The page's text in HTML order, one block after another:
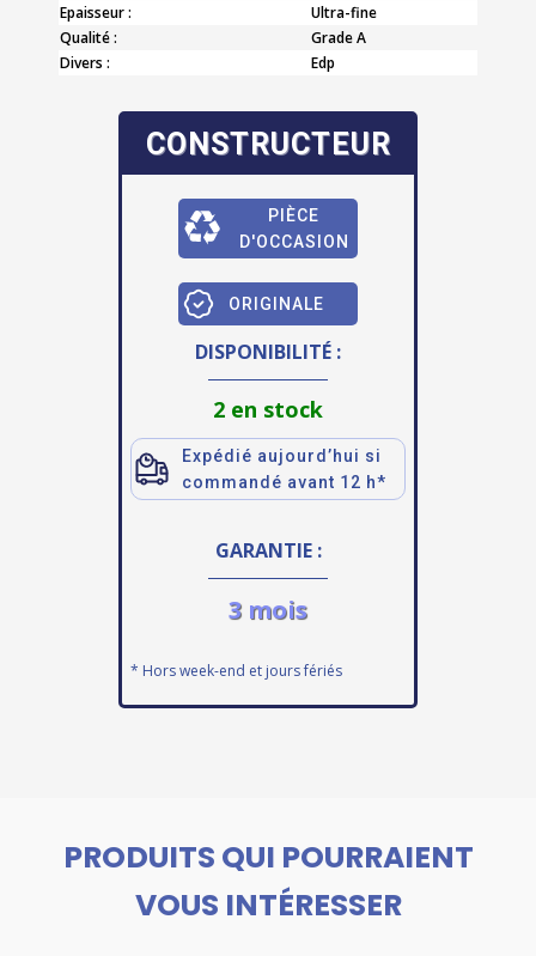
Epaisseur :
Ultra-fine
Qualité :
Grade A
Divers :
Edp
CONSTRUCTEUR
PIÈCE
D'OCCASION
ORIGINALE
DISPONIBILITÉ :
2 en stock
Expédié aujourd’hui si
commandé avant 12 h*
GARANTIE :
3 mois
* Hors week-end et jours fériés
PRODUITS QUI POURRAIENT
VOUS INTÉRESSER